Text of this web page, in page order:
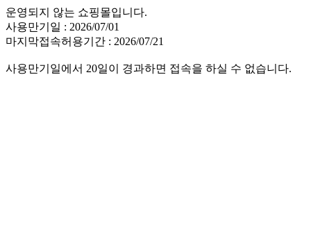
운영되지 않는 쇼핑몰입니다.
사용만기일 : 2026/07/01
마지막접속허용기간 : 2026/07/21
사용만기일에서 20일이 경과하면 접속을 하실 수 없습니다.